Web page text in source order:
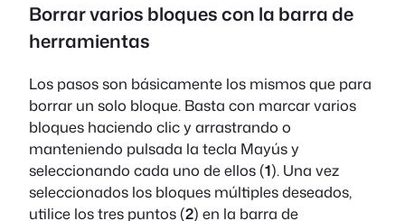
Borrar varios bloques con la barra de
herramientas
Los pasos son básicamente los mismos que para
borrar un solo bloque. Basta con marcar varios
bloques haciendo clic y arrastrando o
manteniendo pulsada la tecla Mayús y
seleccionando cada uno de ellos (1). Una vez
seleccionados los bloques múltiples deseados,
utilice los tres puntos (2) en la barra de